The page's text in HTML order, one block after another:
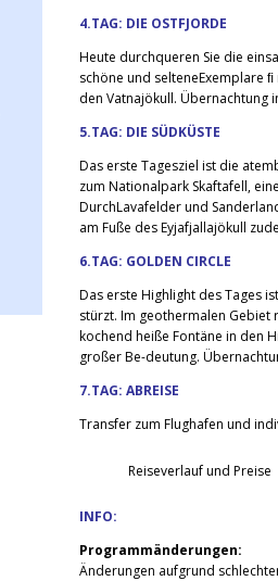
4.TAG: DIE OSTFJORDE
Heute durchqueren Sie die
schöne und selteneExemplare
den Vatnajökull. Übernachtung
5.TAG: DIE SÜDKÜSTE
Das erste Tagesziel ist die
zum Nationalpark Skaftafell,
DurchLavafelder und
am Fuße des Eyjafjallajökull
6.TAG: GOLDEN CIRCLE
Das erste Highlight des Tages
stürzt. Im geothermalen Gebiet
kochend heiße Fontäne in den
großer Be-deutung.
7.TAG: ABREISE
Transfer zum Flughafen und
Reiseverlauf und Preise
INFO:
Programmänderungen:
Änderungen aufgrund